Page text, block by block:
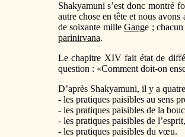
Shakyamuni s’est donc montré
autre chose en tête et nous
de soixante mille Gange ;
parinirvana.
Le chapitre XIV fait état de
question : «Comment doit-on
D’après Shakyamuni, il y a
- les pratiques paisibles au sens
- les pratiques paisibles de la
- les pratiques paisibles de l’esprit,
- les pratiques paisibles du vœu.